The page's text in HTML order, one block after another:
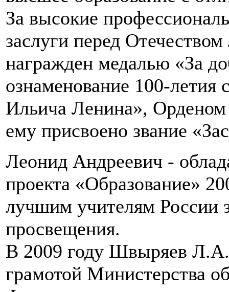
За высокие
заслуги перед
награжден медалью «За
ознаменование 100-
Ильича Ленина»,
ему присвоено звание
Леонид Андреевич -
проекта «Образование»
лучшим учителям России
просвещения.
В 2009 году Швыряев
грамотой Министерства